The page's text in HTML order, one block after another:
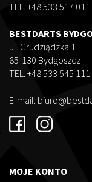
TEL. +48 533 517 011
BESTDARTS
ul. Grudziądzka 1
85-130 Bydgoszcz
TEL. +48 533 545 111
E-mail:
MOJE KONTO